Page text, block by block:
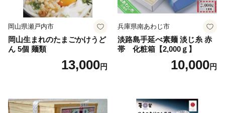
岡山県瀬戸内市
岡山生まれのたまごかけうど
ん 5個 麺類
13,000円
兵庫県南あわじ市
淡路島手延べ素麺 淡じ糸 赤
帯 化粧箱【2,000ｇ】
10,000円